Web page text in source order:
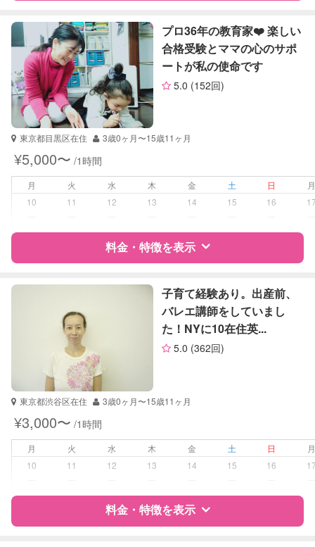
特徴 料金 レビュー
サポートの特徴
資格
企業型割引対象(旧内閣府補助対象)
自治体届出済ベビーシッター
学校/塾の補習・宿題
小学生
中学生
対応科目
英語
英会話
TOEIC
プロ36年の教育家❤️ 楽しい
合格受験とママの心のサポ
ートが私の使命です
5.0 (152回)
東京都目黒区在住 3歳0ヶ月〜15歳11ヶ月
¥5,000〜 /1時間
月 火 水 木 金 土 日
10
11 12 13 14 15 16
料金・特徴を表示
特徴 料金 レビュー
サポートの特徴
学校/塾の補習・宿題 小学生
対応科目
国語
算数
子育て経験あり。出産前、
バレエ講師をしていまし
た！NYに10在住英...
5.0 (362回)
東京都渋谷区在住 3歳0ヶ月〜15歳11ヶ月
¥3,000〜 /1時間
月 火 水 木 金 土 日
10
11 12 13 14 15 16
料金・特徴を表示